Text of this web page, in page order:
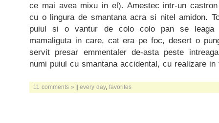
ce mai avea mixu in el). Amestec intr-un
cu o lingura de smantana acra si nitel amidon.
puiul si o vantur de colo colo pan se leaga
mamaliguta in care, cat era pe foc, desert o
servit presar emmentaler de-asta peste
numi puiul cu smantana accidental, cu realizare
11 comments » | every day, favorites